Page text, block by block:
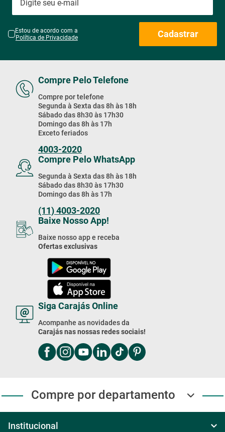
Estou de acordo com a
Política de Privacidade
Cadastrar
Compre Pelo Telefone
Compre por telefone
Segunda à Sexta das 8h às 18h
Sábado das 8h30 às 17h30
Domingo das 8h às 17h
Exceto feriados
4003-2020
Compre Pelo WhatsApp
Segunda à Sexta das 8h às 18h
Sábado das 8h30 às 17h30
Domingo das 8h às 17h
(11) 4003-2020
Baixe Nosso App!
Baixe nosso app e receba
Ofertas exclusivas
Siga Carajás Online
Acompanhe as novidades da
Carajás nas nossas redes sociais!
Compre por departamento
Institucional